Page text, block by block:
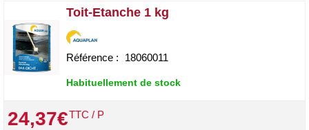
Toit-Etanche 1 kg
Référence : 18060011
Habituellement de stock
24,37€TTC / P